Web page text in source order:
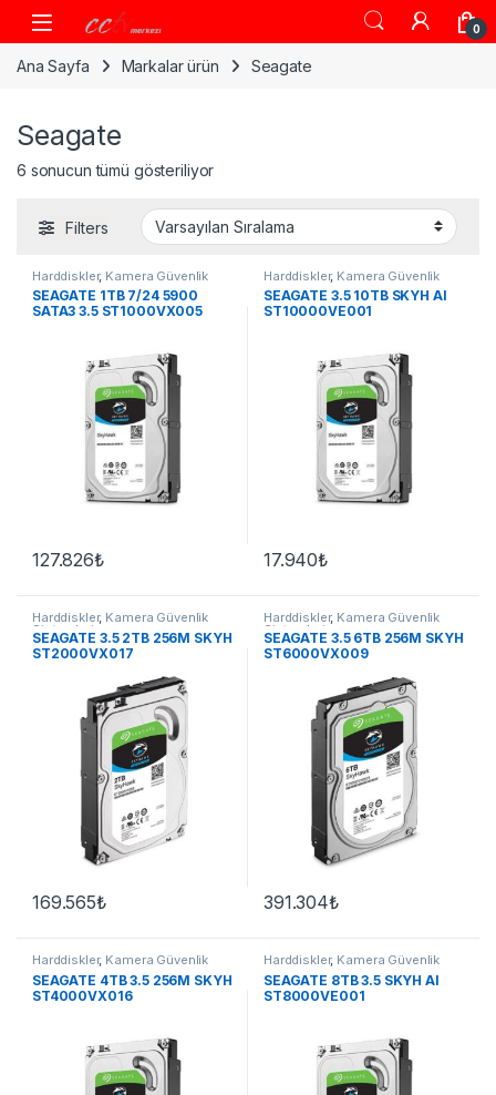
Skip to navigation
Skip to content
0
Ana Sayfa Markalar ürün Seagate
Seagate
6 sonucun tümü gösteriliyor
Filters
Harddiskler, Kamera Güvenlik
Sistemleri
SEAGATE 1TB 7/24 5900
SATA3 3.5 ST1000VX005
127.826₺
Harddiskler, Kamera Güvenlik
Sistemleri
SEAGATE 3.5 10TB SKYH AI
ST10000VE001
17.940₺
Harddiskler, Kamera Güvenlik
Sistemleri
SEAGATE 3.5 2TB 256M SKYH
ST2000VX017
169.565₺
Harddiskler, Kamera Güvenlik
Sistemleri
SEAGATE 3.5 6TB 256M SKYH
ST6000VX009
391.304₺
Harddiskler, Kamera Güvenlik
Sistemleri
SEAGATE 4TB 3.5 256M SKYH
ST4000VX016
Harddiskler, Kamera Güvenlik
Sistemleri
SEAGATE 8TB 3.5 SKYH AI
ST8000VE001